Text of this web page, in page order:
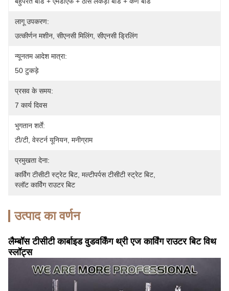
लागू उपकरण:
उत्कीर्णन मशीन, सीएनसी मिलिंग, सीएनसी ड्रिलिंग
न्यूनतम आदेश मात्रा:
50 टुकड़े
प्रसव के समय:
7 कार्य दिवस
भुगतान शर्तें:
टी/टी, वेस्टर्न यूनियन, मनीग्राम
प्रमुखता देना:
कार्विंग टीसीटी स्ट्रेट बिट मल्टीपर्पस टीसीटी स्ट्रेट बिट
स्लॉट कार्विंग राउटर बिट
उत्पाद का वर्णन
लैम्बॉस टीसीटी कार्बाइड वुडवर्किंग थ्री एज कार्विंग राउटर बिट विथ
स्लॉट्स